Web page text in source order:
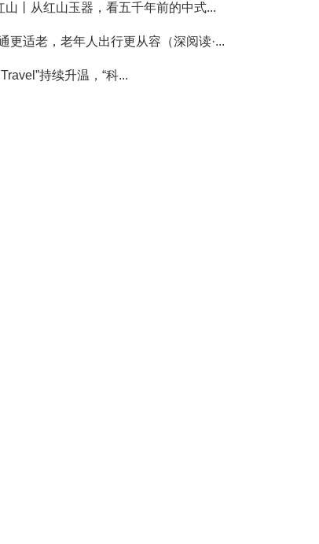
山丨从红山玉器，看五千年前的中式...
更适老，老年人出行更从容（深阅读·...
持续升温，“科...